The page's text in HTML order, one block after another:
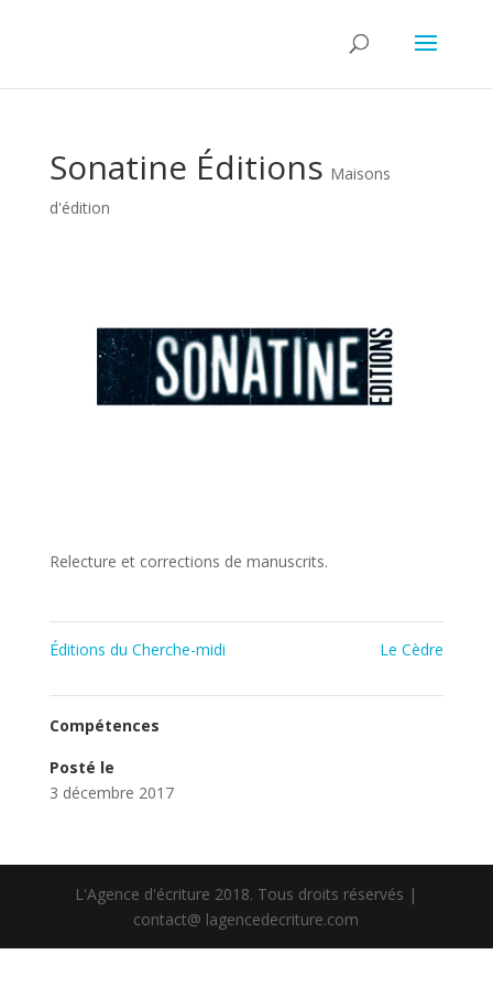
Sonatine Éditions Maisons
d'édition
Relecture et corrections de manuscrits.
Éditions du Cherche-midi Le Cèdre
Compétences
Posté le
3 décembre 2017
L'Agence d'écriture 2018. Tous droits réservés |
contact@ lagencedecriture.com